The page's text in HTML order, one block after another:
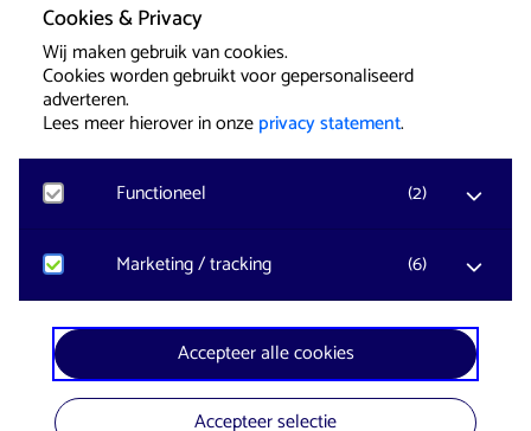
Cookies & Privacy
Wij maken gebruik van cookies.
Cookies worden gebruikt voor gepersonaliseerd
adverteren.
Lees meer hierover in onzeprivacy statement.
Functioneel (2)
Noodzakelijk
Voor het functioneren van de website en het
onthouden van voorkeuren worden functionele
cookies geplaatst. Hierbij worden geen
persoonsgegevens verzameld.
Google Analytics
Marketing / tracking (6)
YouTube
Registreert klikgedrag, bekeken video’s en aangepaste
voorkeuren. Bezoekersinformatie en gebruikersgedrag
wordt gebruikt voor advertenties.
Accepteer alle cookies
Accepteer selectie
Voorwaarden CookiesPers
Website & Identity byEagerly
In samenwerking met